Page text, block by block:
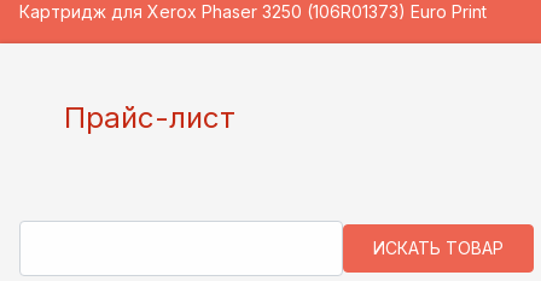
Картридж для Xerox Phaser 3250 (106R01373) Euro Print
Прайс-лист